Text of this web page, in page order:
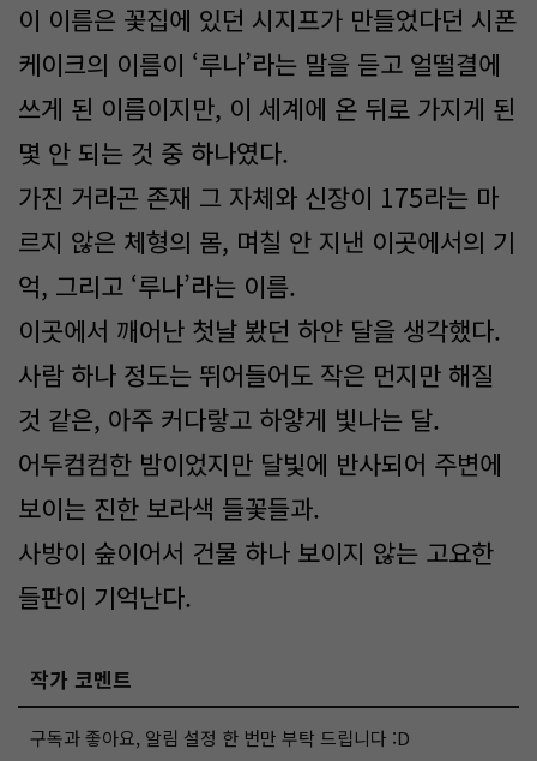
이 이름은 꽃집에 있던 시지프가 만들었다던 시폰
케이크의 이름이 ‘루나’라는 말을 듣고 얼떨결에
쓰게 된 이름이지만, 이 세계에 온 뒤로 가지게 된
몇 안 되는 것 중 하나였다.
가진 거라곤 존재 그 자체와 신장이 175라는 마
르지 않은 체형의 몸, 며칠 안 지낸 이곳에서의 기
억, 그리고 ‘루나’라는 이름.
이곳에서 깨어난 첫날 봤던 하얀 달을 생각했다.
사람 하나 정도는 뛰어들어도 작은 먼지만 해질
것 같은, 아주 커다랗고 하얗게 빛나는 달.
어두컴컴한 밤이었지만 달빛에 반사되어 주변에
보이는 진한 보라색 들꽃들과.
사방이 숲이어서 건물 하나 보이지 않는 고요한
들판이 기억난다.
작가 코멘트
구독과 좋아요, 알림 설정 한 번만 부탁 드립니다 :D